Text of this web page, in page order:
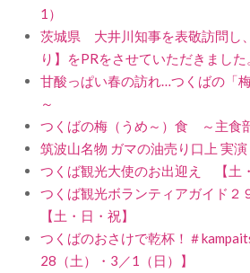
1）
茨城県 大井川知事を表敬訪問し
り】をPRをさせていただきました
甘酸っぱい春の訪れ…つくばの「
～
つくばの梅（うめ～）食 ～主食
筑波山名物 ガマの油売り口上 実演
つくば観光大使のお出迎え 【土
つくば観光ボランティアガイド２
【土・日・祝】
つくばのおさけで乾杯！＃
28（土）・3／1（日）】